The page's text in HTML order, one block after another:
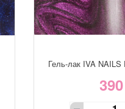
Гель-лак IVA